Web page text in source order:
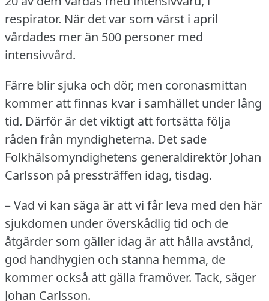
respirator. När det var som värst i april
vårdades mer än 500 personer med
intensivvård.
Färre blir sjuka och dör, men coronasmittan
kommer att finnas kvar i samhället under lång
tid. Därför är det viktigt att fortsätta följa
råden från myndigheterna. Det sade
Folkhälsomyndighetens generaldirektör Johan
Carlsson på pressträffen idag, tisdag.
– Vad vi kan säga är att vi får leva med den här
sjukdomen under överskådlig tid och de
åtgärder som gäller idag är att hålla avstånd,
god handhygien och stanna hemma, de
kommer också att gälla framöver. Tack, säger
Johan Carlsson.